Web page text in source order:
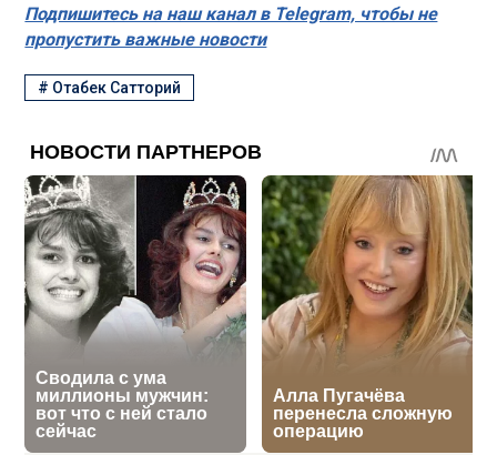
Подпишитесь на наш канал в Telegram, чтобы не
пропустить важные новости
# Отабек Сатторий